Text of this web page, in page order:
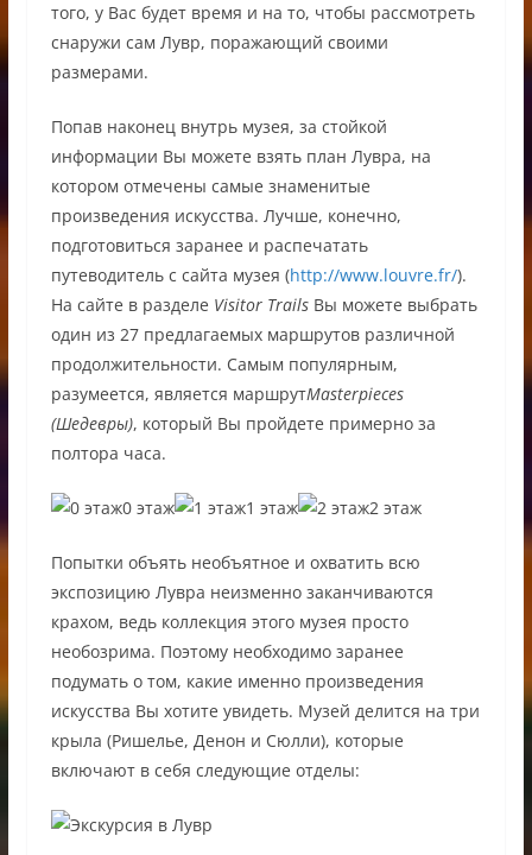
того, у Вас будет время и на то, чтобы рассмотреть
снаружи сам Лувр, поражающий своими
размерами.
Попав наконец внутрь музея, за стойкой
информации Вы можете взять план Лувра, на
котором отмечены самые знаменитые
произведения искусства. Лучше, конечно,
подготовиться заранее и распечатать
путеводитель с сайта музея (http://www.louvre.fr/).
На сайте в разделе Visitor TrailsВы можете выбрать
один из 27 предлагаемых маршрутов различной
продолжительности. Самым популярным,
разумеется, является маршрутMasterpieces
(Шедевры), который Вы пройдете примерно за
полтора часа.
0 этаж 1 этаж 2 этаж
Попытки объять необъятное и охватить всю
экспозицию Лувра неизменно заканчиваются
крахом, ведь коллекция этого музея просто
необозрима. Поэтому необходимо заранее
подумать о том, какие именно произведения
искусства Вы хотите увидеть. Музей делится на три
крыла (Ришелье, Денон и Сюлли), которые
включают в себя следующие отделы: